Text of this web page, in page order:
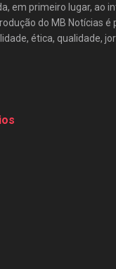
em primeiro lugar, ao
do MB Notícias é
ética, qualidade,